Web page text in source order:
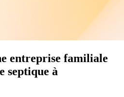
entreprise familiale
septique à